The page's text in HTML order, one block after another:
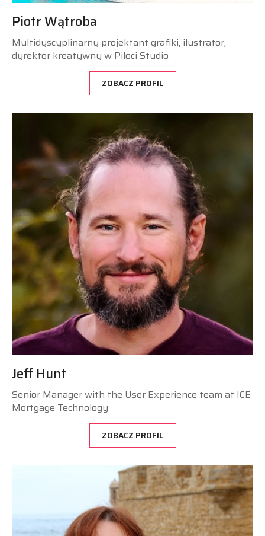
Piotr Wątroba
Multidyscyplinarny projektant grafiki, ilustrator,
dyrektor kreatywny w Piloci Studio
ZOBACZ PROFIL
Jeff Hunt
Senior Manager with the User Experience team at ICE
Mortgage Technology
ZOBACZ PROFIL